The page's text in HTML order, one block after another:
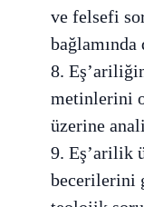
ve felsefi
8.
metinlerini
üzerine
9. Eş’arilik
becerilerini